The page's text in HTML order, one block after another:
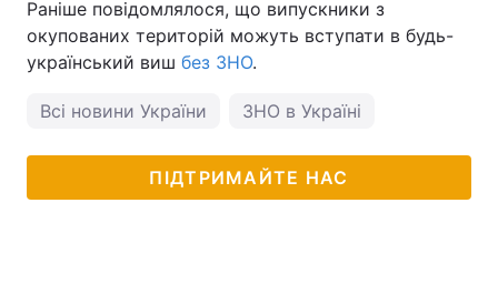
Раніше повідомлялося, що випускники з
окупованих територій можуть вступати в будь-
український виш без ЗНО.
Всі новини України ЗНО в Україні
ПІДТРИМАЙТЕ НАС